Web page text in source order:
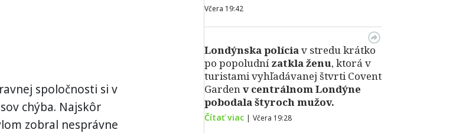
spoločnosti si v
chýba. Najskôr
zobral nesprávne
Včera 19:42
Londýnska políciav stredu krátko
po popoludnízatkla ženu, ktorá v
turistami vyhľadávanej štvrti Covent
Gardenv centrálnom Londýne
pobodala štyroch mužov.
Čítať viac | Včera 19:28